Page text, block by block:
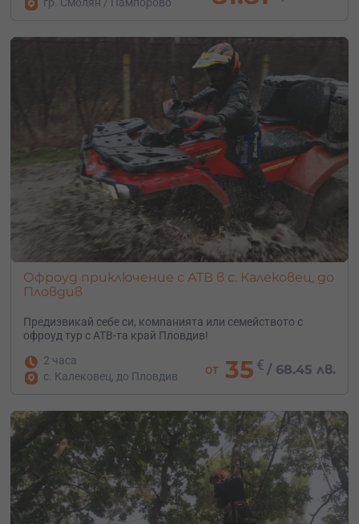
Офроуд приключение с АТВ в с. Калековец, до
Пловдив
Предизвикай себе си, компанията или семейството с
офроуд тур с АТВ-та край Пловдив!
2 часа
с. Калековец, до Пловдив
от 35 € /68.45 лв.